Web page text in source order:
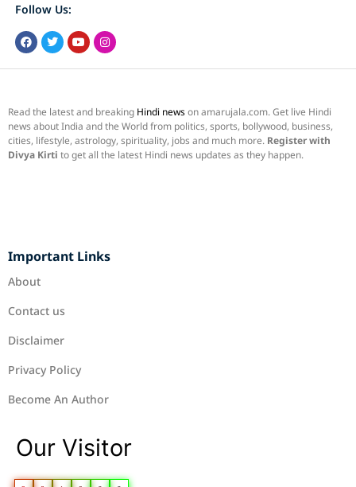
Follow Us:
Read the latest and breaking Hindi newson amarujala.com. Get live Hindi
news about India and the World from politics, sports, bollywood, business,
cities, lifestyle, astrology, spirituality, jobs and much more. Register with
Divya Kirti to get all the latest Hindi news updates as they happen.
Important Links
About
Contact us
Disclaimer
Privacy Policy
Become An Author
Our Visitor